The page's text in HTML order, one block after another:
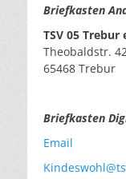
Briefkasten
TSV 05 Trebur
Theobaldstr.
65468 Trebur
Briefkasten
Email